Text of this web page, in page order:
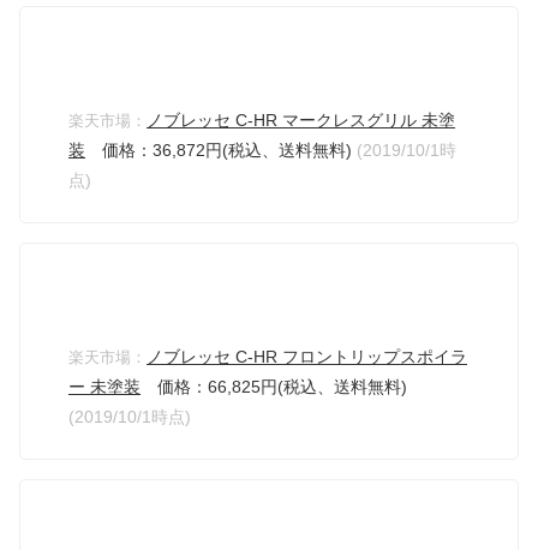
楽天市場：
ノブレッセ C-HR マークレスグリル 未塗
装 価格：36,872円(税込、送料無料) (2019/10/1時
点)
楽天市場：
ノブレッセ C-HR フロントリップスポイラ
ー 未塗装 価格：66,825円(税込、送料無料)
(2019/10/1時点)